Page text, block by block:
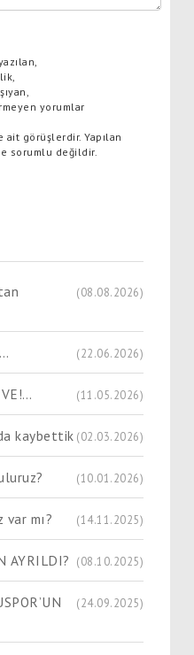
yorumlar
görüşlerdir. Yapılan
sorumlu değildir.
(08.08.2026)
(22.06.2026)
(11.05.2026)
kaybettik (02.03.2026)
(10.01.2026)
mı? (14.11.2025)
AYRILDI? (08.10.2025)
(24.09.2025)